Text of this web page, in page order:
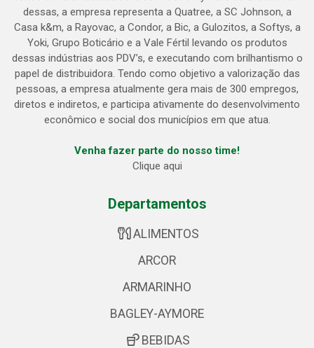
dessas, a empresa representa a Quatree, a SC Johnson, a
Casa k&m, a Rayovac, a Condor, a Bic, a Gulozitos, a Softys, a
Yoki, Grupo Boticário e a Vale Fértil levando os produtos
dessas indústrias aos PDV’s, e executando com brilhantismo o
papel de distribuidora. Tendo como objetivo a valorização das
pessoas, a empresa atualmente gera mais de 300 empregos,
diretos e indiretos, e participa ativamente do desenvolvimento
econômico e social dos municípios em que atua.
Venha fazer parte do nosso time!
Clique aqui
Departamentos
ALIMENTOS
ARCOR
ARMARINHO
BAGLEY-AYMORE
BEBIDAS